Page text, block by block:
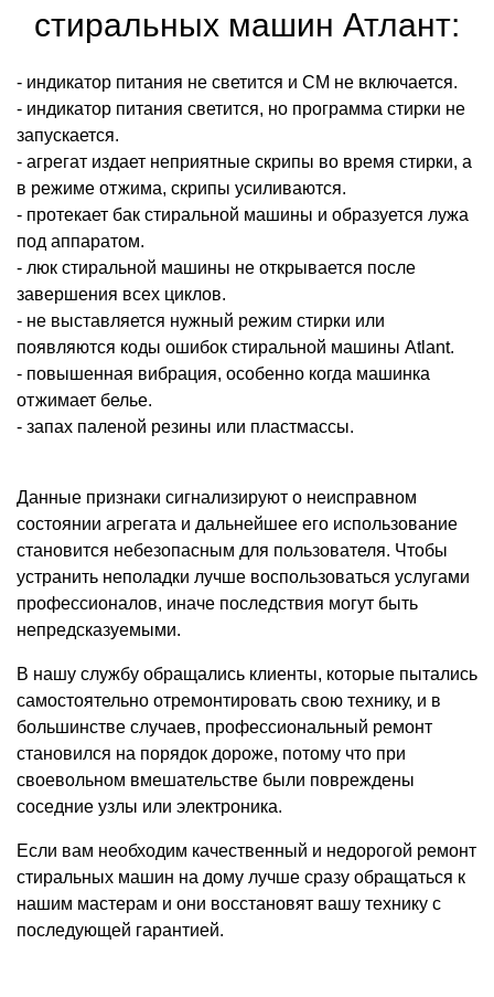
стиральных машин Атлант:
- индикатор питания не светится и СМ не включается.
- индикатор питания светится, но программа стирки не
запускается.
- агрегат издает неприятные скрипы во время стирки, а
в режиме отжима, скрипы усиливаются.
- протекает бак стиральной машины и образуется лужа
под аппаратом.
- люк стиральной машины не открывается после
завершения всех циклов.
- не выставляется нужный режим стирки или
появляются коды ошибок стиральной машины Atlant.
- повышенная вибрация, особенно когда машинка
отжимает белье.
- запах паленой резины или пластмассы.
Данные признаки сигнализируют о неисправном
состоянии агрегата и дальнейшее его использование
становится небезопасным для пользователя. Чтобы
устранить неполадки лучше воспользоваться услугами
профессионалов, иначе последствия могут быть
непредсказуемыми.
В нашу службу обращались клиенты, которые пытались
самостоятельно отремонтировать свою технику, и в
большинстве случаев, профессиональный ремонт
становился на порядок дороже, потому что при
своевольном вмешательстве были повреждены
соседние узлы или электроника.
Если вам необходим качественный и недорогой ремонт
стиральных машин на дому лучше сразу обращаться к
нашим мастерам и они восстановят вашу технику с
последующей гарантией.